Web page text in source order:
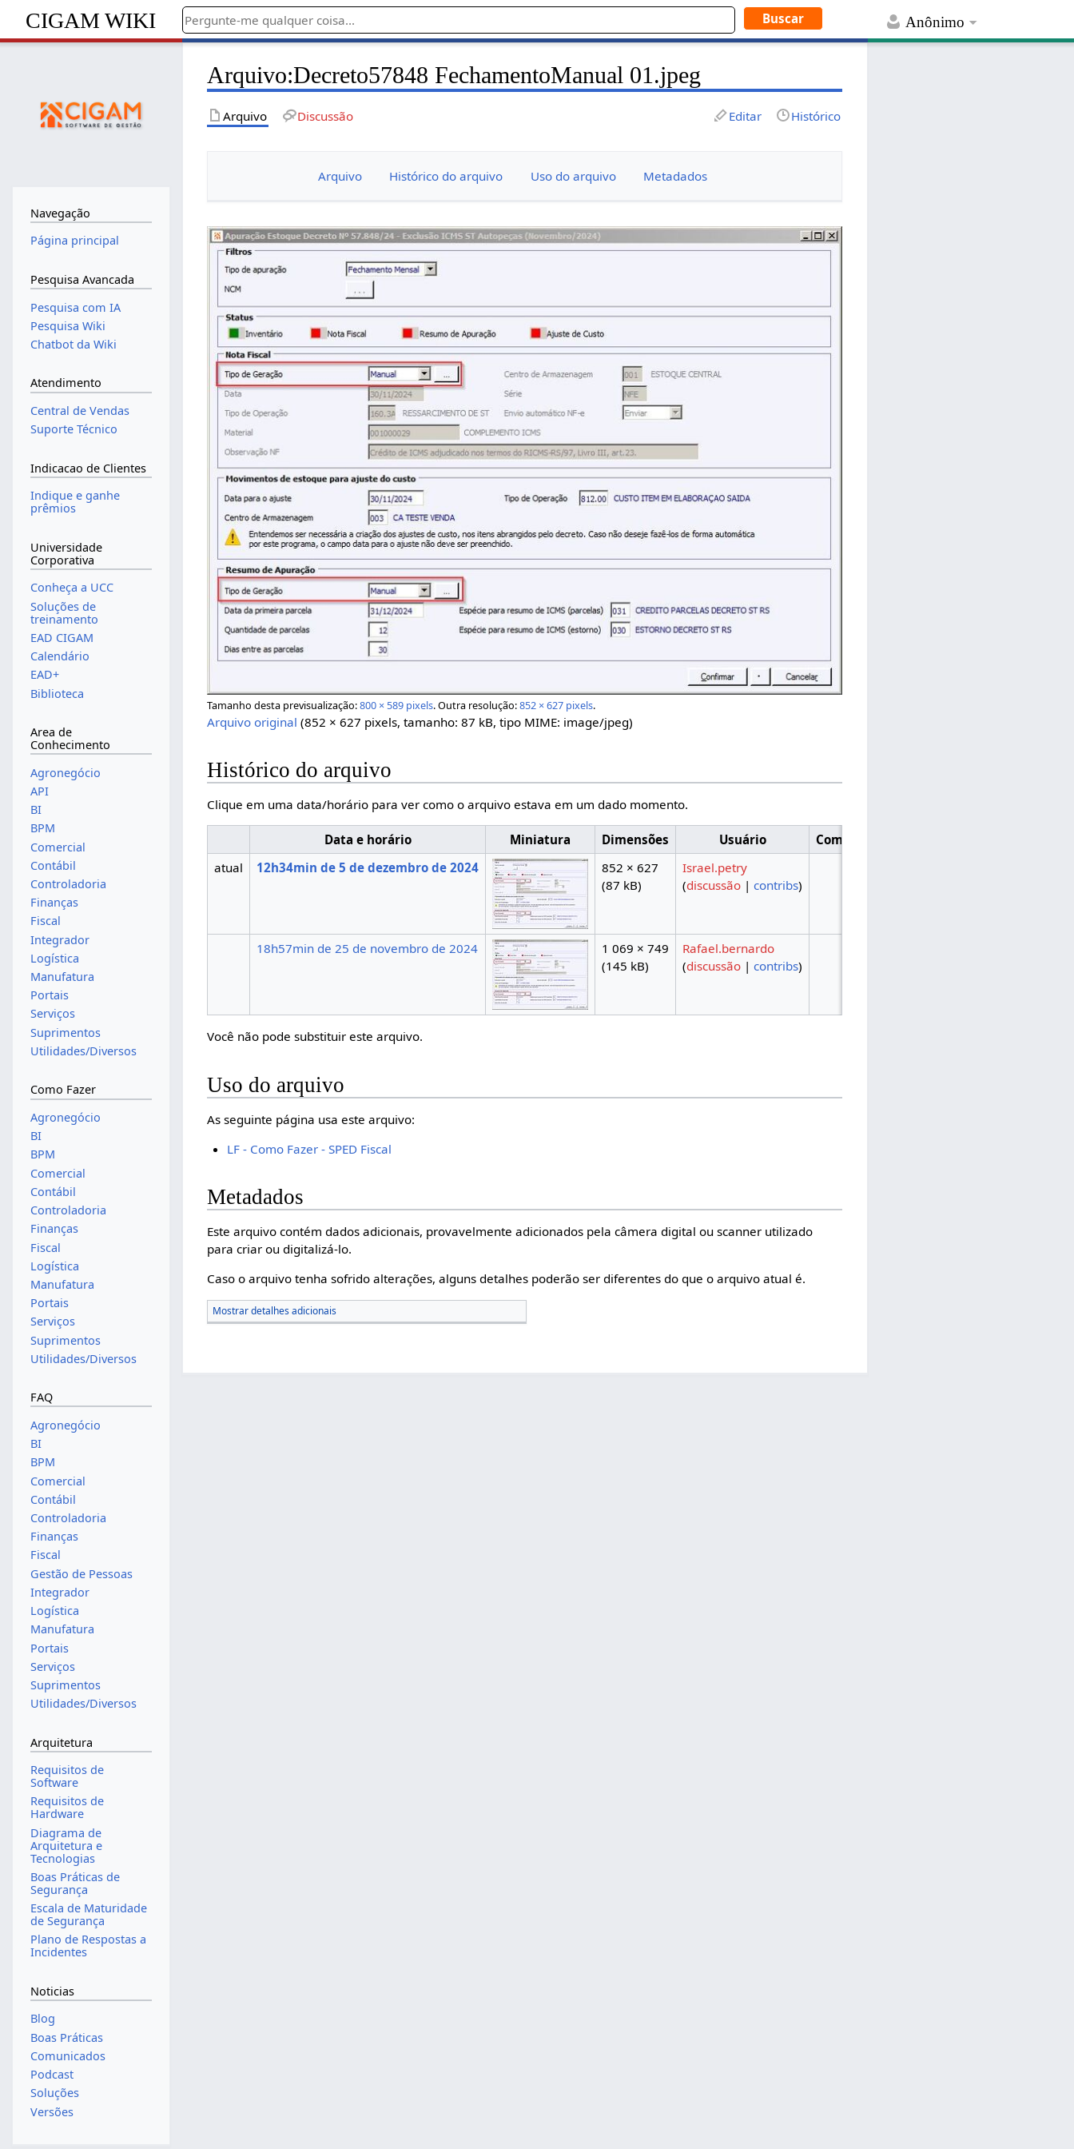
Anônimo
CIGAM WIKI
Arquivo:Decreto57848 FechamentoManual 01.jpeg
Arquivo Discussão Editar Histórico
Arquivo Histórico do arquivo Uso do arquivo Metadados
Tamanho desta previsualização:800 × 589 pixels.Outra resolução:852 × 627 pixels.
Arquivo original (852 × 627 pixels, tamanho: 87 kB, tipo MIME: image/jpeg)
Histórico do arquivo
Clique em uma data/horário para ver como o arquivo estava em um dado momento.
Data e horário Miniatura Dimensões Usuário
Comentário
atual
12h34min de 5 de dezembro de 2024
852 × 627
(87 kB)
Israel.petry
(discussão| contribs)
18h57min de 25 de novembro de 2024
1 069 × 749
(145 kB)
Rafael.bernardo
(discussão| contribs)
Você não pode substituir este arquivo.
Uso do arquivo
As seguinte página usa este arquivo:
LF - Como Fazer - SPED Fiscal
Metadados
Este arquivo contém dados adicionais, provavelmente adicionados pela câmera digital ou scanner utilizado
para criar ou digitalizá-lo.
Caso o arquivo tenha sofrido alterações, alguns detalhes poderão ser diferentes do que o arquivo atual é.
Mostrar detalhes adicionais
Navegação
Página principal
Pesquisa Avancada
Pesquisa com IA
Pesquisa Wiki
Chatbot da Wiki
Atendimento
Central de Vendas
Suporte Técnico
Indicacao de Clientes
Indique e ganhe
prêmios
Universidade
Corporativa
Conheça a UCC
Soluções de
treinamento
EAD CIGAM
Calendário
EAD+
Biblioteca
Area de
Conhecimento
Agronegócio
API
BI
BPM
Comercial
Contábil
Controladoria
Finanças
Fiscal
Integrador
Logística
Manufatura
Portais
Serviços
Suprimentos
Utilidades/Diversos
Como Fazer
Agronegócio
BI
BPM
Comercial
Contábil
Controladoria
Finanças
Fiscal
Logística
Manufatura
Portais
Serviços
Suprimentos
Utilidades/Diversos
FAQ
Agronegócio
BI
BPM
Comercial
Contábil
Controladoria
Finanças
Fiscal
Gestão de Pessoas
Integrador
Logística
Manufatura
Portais
Serviços
Suprimentos
Utilidades/Diversos
Arquitetura
Requisitos de
Software
Requisitos de
Hardware
Diagrama de
Arquitetura e
Tecnologias
Boas Práticas de
Segurança
Escala de Maturidade
de Segurança
Plano de Respostas a
Incidentes
Noticias
Blog
Boas Práticas
Comunicados
Podcast
Soluções
Versões